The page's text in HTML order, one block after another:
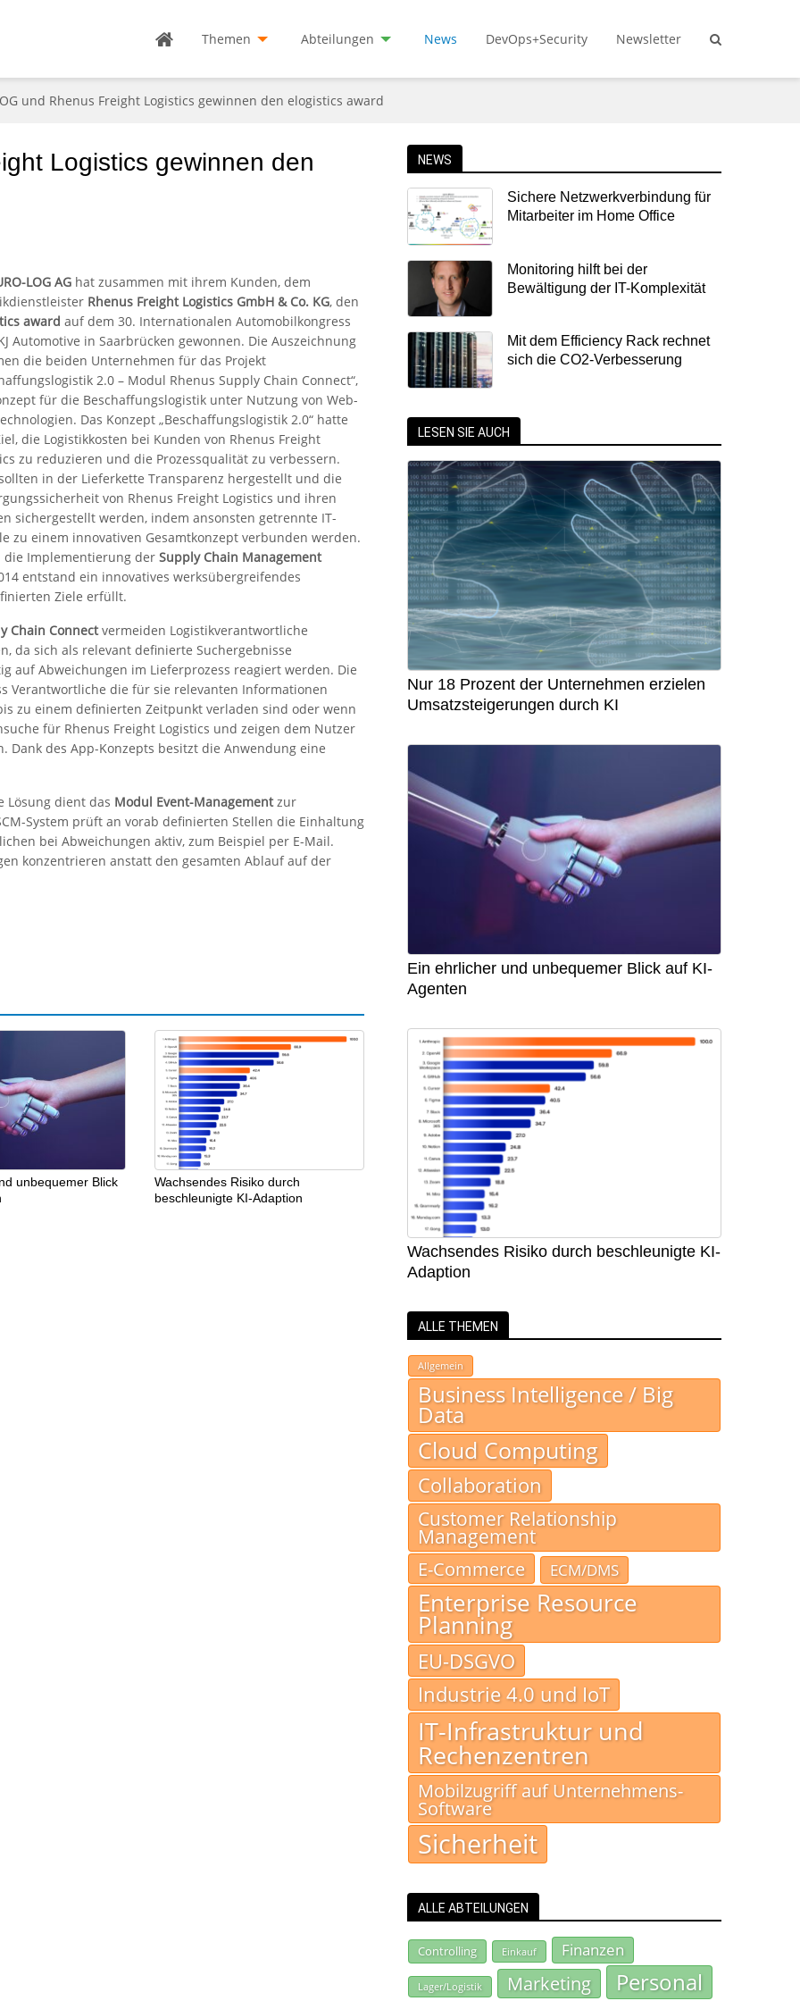
Themen Abteilungen News DevOps+Security Newsletter
und Rhenus Freight Logistics gewinnen den elogistics award
Logistics gewinnen den
LOG AG hat zusammen mit ihrem Kunden, dem
Rhenus Freight Logistics GmbH & Co. KG, den
award auf dem 30. Internationalen Automobilkongress
Automotive in Saarbrücken gewonnen. Die Auszeichnung
die beiden Unternehmen für das Projekt
2.0 – Modul Rhenus Supply Chain Connect“,
für die Beschaffungslogistik unter Nutzung von Web-
Das Konzept „Beschaffungslogistik 2.0“ hatte
die Logistikkosten bei Kunden von Rhenus Freight
zu reduzieren und die Prozessqualität zu verbessern.
in der Lieferkette Transparenz hergestellt und die
von Rhenus Freight Logistics und ihren
sichergestellt werden, indem ansonsten getrennte IT-
zu einem innovativen Gesamtkonzept verbunden werden.
die Implementierung der Supply Chain Management
entstand ein innovatives werksübergreifendes
Ziele erfüllt.
Chain Connectvermeiden Logistikverantwortliche
da sich als relevant definierte Suchergebnisse
auf Abweichungen im Lieferprozess reagiert werden. Die
Verantwortliche die für sie relevanten Informationen
zu einem definierten Zeitpunkt verladen sind oder wenn
für Rhenus Freight Logistics und zeigen dem Nutzer
des App-Konzepts besitzt die Anwendung eine
Lösung dient das Modul Event-Managementzur
System prüft an vorab definierten Stellen die Einhaltung
bei Abweichungen aktiv, zum Beispiel per E-Mail.
konzentrieren anstatt den gesamten Ablauf auf der
unbequemer Blick
Wachsendes Risiko durch
beschleunigte KI-Adaption
NEWS
Sichere Netzwerkverbindung für
Mitarbeiter im Home Office
Monitoring hilft bei der
Bewältigung der IT-Komplexität
Mit dem Efficiency Rack rechnet
sich die CO2-Verbesserung
LESEN SIE AUCH
Nur 18 Prozent der Unternehmen erzielen
Umsatzsteigerungen durch KI
Ein ehrlicher und unbequemer Blick auf KI-
Agenten
Wachsendes Risiko durch beschleunigte KI-
Adaption
ALLE THEMEN
Allgemein
Business Intelligence / Big
Data
Cloud Computing
Collaboration
Customer Relationship
Management
E-Commerce
ECM/DMS
Enterprise Resource
Planning
EU-DSGVO
Industrie 4.0 und IoT
IT-Infrastruktur und
Rechenzentren
Mobilzugriff auf Unternehmens-
Software
Sicherheit
ALLE ABTEILUNGEN
Controlling Einkauf Finanzen
Lager/Logistik Marketing Personal